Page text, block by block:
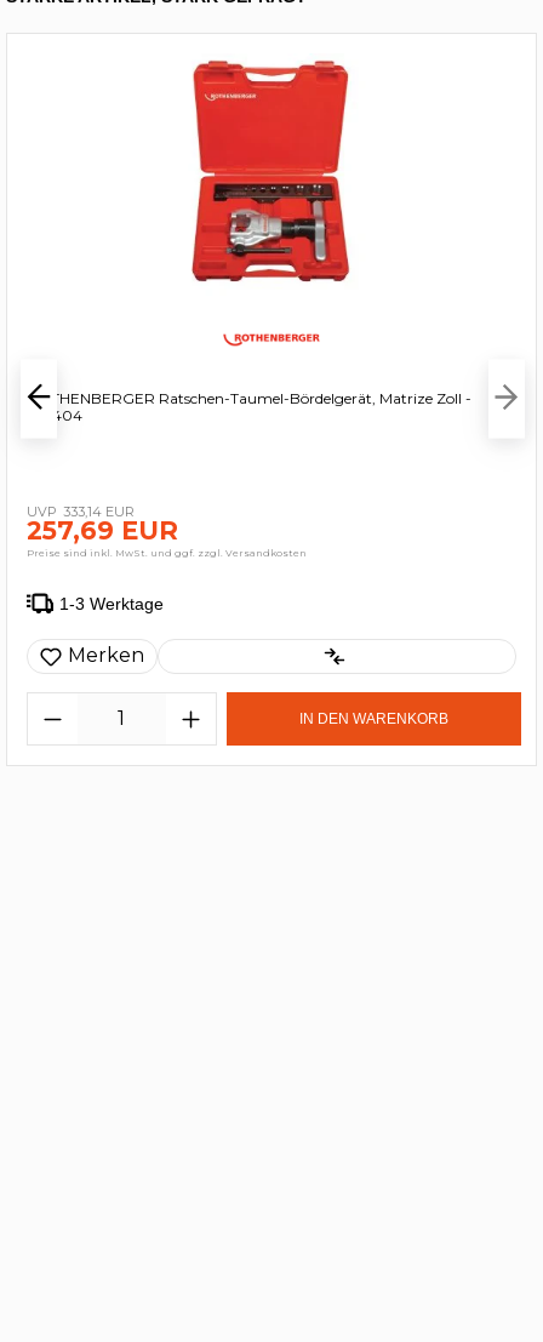
ROTHENBERGER Ratschen-Taumel-Bördelgerät, Matrize Zoll -
222404
333,14 EUR
257,69 EUR
Preise sind inkl. MwSt. und ggf. zzgl. Versandkosten
1-3 Werktage
Merken
IN DEN WARENKORB